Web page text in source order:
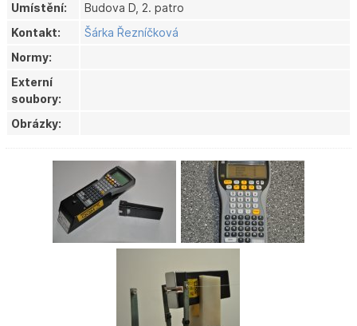
Umístění:
Budova D, 2. patro
Kontakt:
Šárka Řezníčková
Normy:
Externí
soubory:
Obrázky: